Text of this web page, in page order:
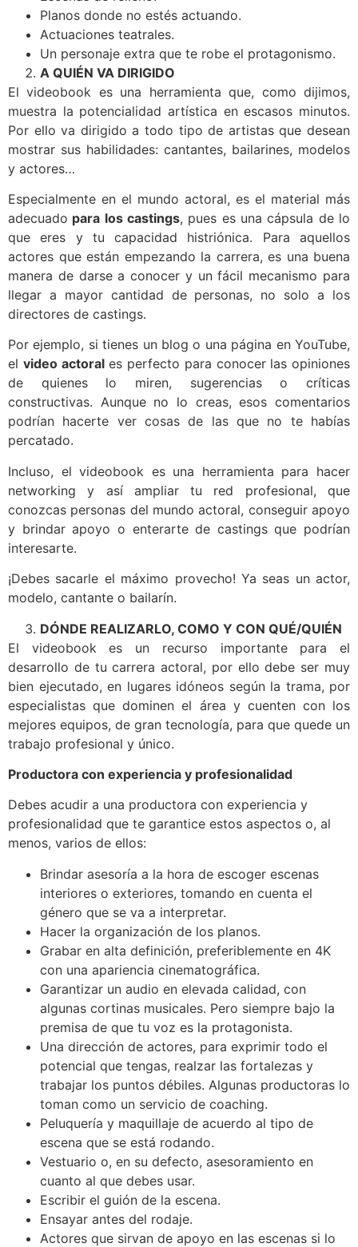
Planos donde no estés actuando.
Actuaciones teatrales.
Un personaje extra que te robe el protagonismo.
A QUIÉN VA DIRIGIDO
El videobook es una herramienta que, como dijimos,
muestra la potencialidad artística en escasos minutos.
Por ello va dirigido a todo tipo de artistas que desean
mostrar sus habilidades: cantantes, bailarines, modelos
y actores…
Especialmente en el mundo actoral, es el material más
adecuado para los castings, pues es una cápsula de lo
que eres y tu capacidad histriónica. Para aquellos
actores que están empezando la carrera, es una buena
manera de darse a conocer y un fácil mecanismo para
llegar a mayor cantidad de personas, no solo a los
directores de castings.
Por ejemplo, si tienes un blog o una página en YouTube,
el video actorales perfecto para conocer las opiniones
de quienes lo miren, sugerencias o críticas
constructivas. Aunque no lo creas, esos comentarios
podrían hacerte ver cosas de las que no te habías
percatado.
Incluso, el videobook es una herramienta para hacer
networking y así ampliar tu red profesional, que
conozcas personas del mundo actoral, conseguir apoyo
y brindar apoyo o enterarte de castings que podrían
interesarte.
¡Debes sacarle el máximo provecho! Ya seas un actor,
modelo, cantante o bailarín.
DÓNDE REALIZARLO, COMO Y CON QUÉ/QUIÉN
El videobook es un recurso importante para el
desarrollo de tu carrera actoral, por ello debe ser muy
bien ejecutado, en lugares idóneos según la trama, por
especialistas que dominen el área y cuenten con los
mejores equipos, de gran tecnología, para que quede un
trabajo profesional y único.
Productora con experiencia y profesionalidad
Debes acudir a una productora con experiencia y
profesionalidad que te garantice estos aspectos o, al
menos, varios de ellos:
Brindar asesoría a la hora de escoger escenas
interiores o exteriores, tomando en cuenta el
género que se va a interpretar.
Hacer la organización de los planos.
Grabar en alta definición, preferiblemente en 4K
con una apariencia cinematográfica.
Garantizar un audio en elevada calidad, con
algunas cortinas musicales. Pero siempre bajo la
premisa de que tu voz es la protagonista.
Una dirección de actores, para exprimir todo el
potencial que tengas, realzar las fortalezas y
trabajar los puntos débiles. Algunas productoras lo
toman como un servicio de coaching.
Peluquería y maquillaje de acuerdo al tipo de
escena que se está rodando.
Vestuario o, en su defecto, asesoramiento en
cuanto al que debes usar.
Escribir el guión de la escena.
Ensayar antes del rodaje.
Actores que sirvan de apoyo en las escenas si lo